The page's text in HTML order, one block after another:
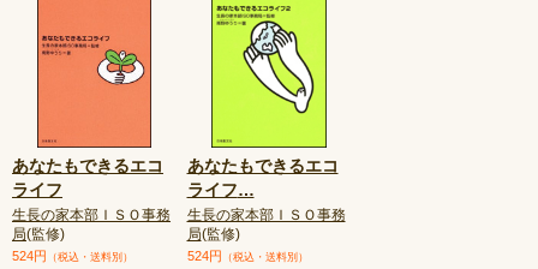
あなたもできるエコ
ライフ
生長の家本部ＩＳＯ事務
局(監修)
524円 （税込・送料別）
あなたもできるエコ
ライフ…
生長の家本部ＩＳＯ事務
局(監修)
524円 （税込・送料別）